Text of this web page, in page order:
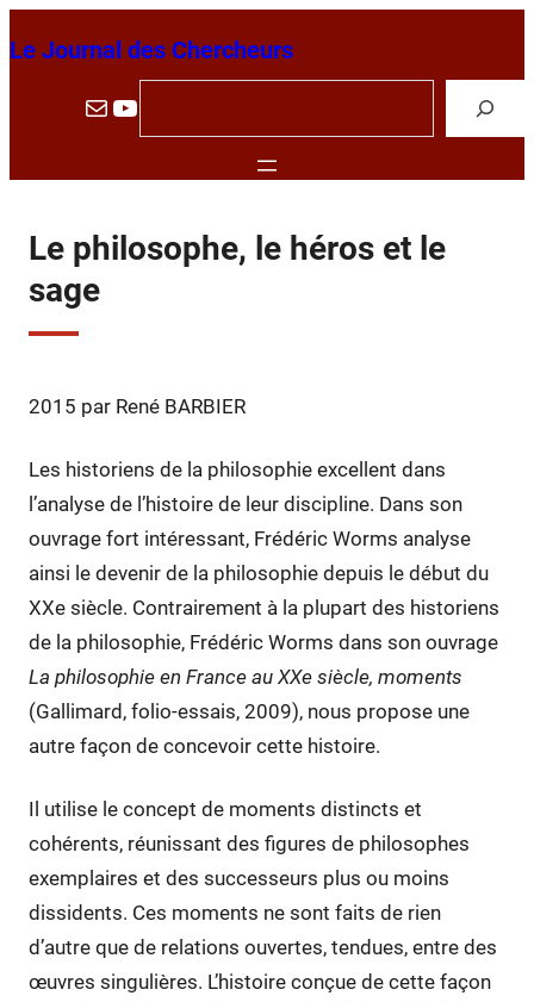
au
Le Journal des Chercheurs
E-mail YouTube
e
r
Le philosophe, le héros et le
sage
2015 par René BARBIER
Les historiens de la philosophie excellent dans
l’analyse de l’histoire de leur discipline. Dans son
ouvrage fort intéressant, Frédéric Worms analyse
ainsi le devenir de la philosophie depuis le début du
XXe siècle. Contrairement à la plupart des historiens
de la philosophie, Frédéric Worms dans son ouvrage
La philosophie en France au XXe siècle, moments
(Gallimard, folio-essais, 2009), nous propose une
autre façon de concevoir cette histoire.
Il utilise le concept de moments distincts et
cohérents, réunissant des figures de philosophes
exemplaires et des successeurs plus ou moins
dissidents. Ces moments ne sont faits de rien
d’autre que de relations ouvertes, tendues, entre des
œuvres singulières. L’histoire conçue de cette façon